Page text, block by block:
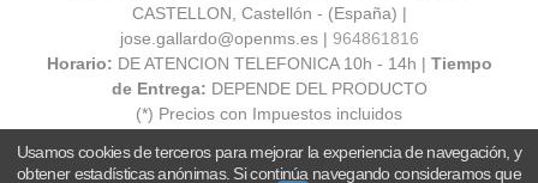
CASTELLON, Castellón - (España) |
jose.gallardo@openms.es | 964861816
Horario: DE ATENCION TELEFONICA 10h - 14h | Tiempo
de Entrega: DEPENDE DEL PRODUCTO
(*) Precios con Impuestos incluidos
Usamos cookies de terceros para mejorar la experiencia de navegación, y
obtener estadísticas anónimas. Si continúa navegando consideramos que